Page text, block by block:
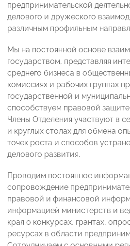
предпринимательской
делового и дружеского
различным профильным
Мы на постоянной основе
государством, представляя
среднего бизнеса в
комиссиях и рабочих группах
государственной и
способствуем правовой
Члены Отделения участвуют в
и круглых столах для обмена
точек роста и способов
делового развития.
Проводим постоянное
сопровождение
правовой и финансовой
информацией министерств и
края о конкурсах, грантах,
ресурсах в области